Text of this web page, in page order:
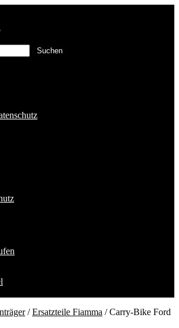
Suchen
/Ersatzteile Fiamma /Carry-Bike Ford